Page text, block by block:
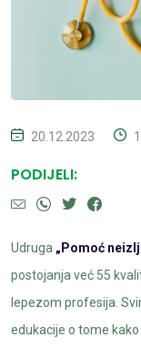
20.12.2023
PODIJELI:
Udruga „Pomoć
postojanja već 55
lepezom profesija.
edukacije o tome